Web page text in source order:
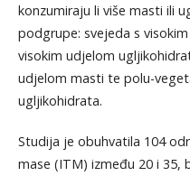
konzumiraju li više masti ili
podgrupe: svejeda s
visokim udjelom
udjelom masti te polu-
ugljikohidrata.
Studija je obuhvatila 104
mase (ITM) između 20 i 35,